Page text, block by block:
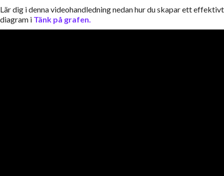
Lär dig i denna videohandledning nedan hur du skapar ett effektivt
diagram i Tänk på grafen.